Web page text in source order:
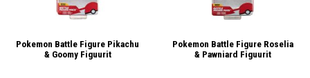
Pokemon Battle Figure Pikachu
& Goomy Figuurit
Pokemon Battle Figure Roselia
& Pawniard Figuurit